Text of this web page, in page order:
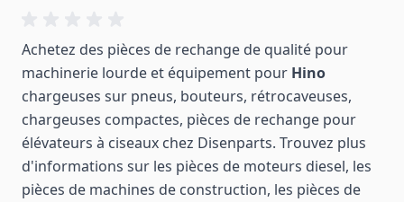
Achetez des pièces de rechange de qualité pour
machinerie lourde et équipement pour Hino
chargeuses sur pneus, bouteurs, rétrocaveuses,
chargeuses compactes, pièces de rechange pour
élévateurs à ciseaux chez Disenparts. Trouvez plus
d'informations sur les pièces de moteurs diesel, les
pièces de machines de construction, les pièces de